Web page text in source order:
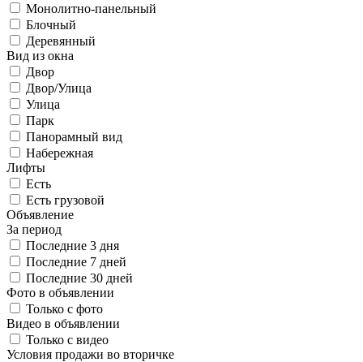
Монолитно-панельный
Блочный
Деревянный
Вид из окна
Двор
Двор/Улица
Улица
Парк
Панорамный вид
Набережная
Лифты
Есть
Есть грузовой
Объявление
За период
Последние 3 дня
Последние 7 дней
Последние 30 дней
Фото в объявлении
Только с фото
Видео в объявлении
Только с видео
Условия продажи во вторичке